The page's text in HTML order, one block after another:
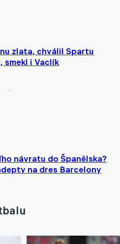
zlata, chválil Spartu
smekl i Vaclík
návratu do Španělska?
na dres Barcelony